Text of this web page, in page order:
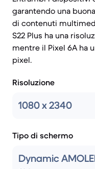
garantendo una
di contenuti
S22 Plus ha una
mentre il Pixel 6A ha
pixel.
Risoluzione
1080 x 2340
Tipo di schermo
Dynamic